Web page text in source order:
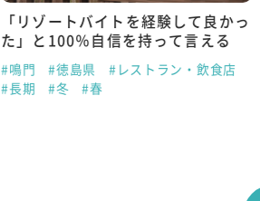
「リゾートバイトを経験して良かっ
た」と100％自信を持って言える
#鳴門 #徳島県
#レストラン・飲食店
#長期
#冬 #春